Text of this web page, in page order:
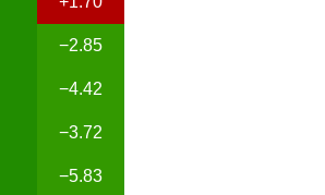
−2.85
−4.42
−3.72
−5.83